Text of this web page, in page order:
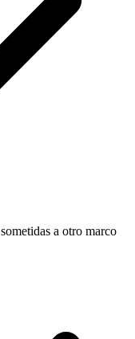
a otro marco